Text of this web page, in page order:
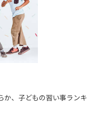
か、子どもの習い事ランキ